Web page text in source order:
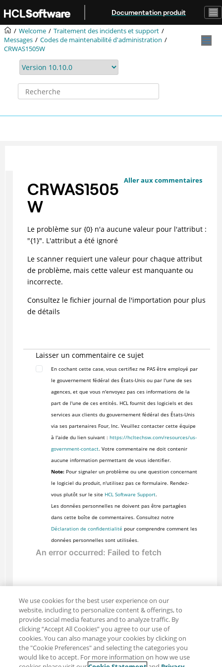
Aller au contenu principal
Documentation produit
Welcome
Traitement des incidents et support
Messages
Codes de maintenabilité d'administration
CRWAS1505W
Aller aux commentaires
CRWAS1505
W
Le problème sur {0} n'a aucune valeur pour l'attribut :
"{1}". L'attribut a été ignoré
Le scanner requiert une valeur pour chaque attribut
de problème, mais cette valeur est manquante ou
incorrecte.
Consultez le fichier journal de l'importation pour plus
de détails
Laisser un commentaire ce sujet
En cochant cette case, vous certifiez ne PAS être employé par
le gouvernement fédéral des États-Unis ou par l'une de ses
agences, et que vous n'envoyez pas ces informations de la
part de l'une de ces entités. HCL fournit des logiciels et des
services aux clients du gouvernement fédéral des États-Unis
via ses partenaires Four, Inc. Veuillez contacter cette équipe
à l'aide du lien suivant : https://hcltechsw.com/resources/us-
government-contact. Votre commentaire ne doit contenir
aucune information permettant de vous identifier.
Note:Pour signaler un problème ou une question concernant
le logiciel du produit, n'utilisez pas ce formulaire. Rendez-
vous plutôt sur le site HCL Software Support.
Les données personnelles ne doivent pas être partagées
dans cette boîte de commentaires. Consultez notre
Déclaration de confidentialité pour comprendre comment les
données personnelles sont utilisées.
We use cookies for the best user experience on our
website, including to personalize content & offerings, to
provide social media features and to analyze traffic. By
clicking “Accept All Cookies” you agree to our use of
cookies. You can also manage your cookies by clicking on
the "Cookie Preferences" and selecting the categories you
would like to accept. For more information on how we use